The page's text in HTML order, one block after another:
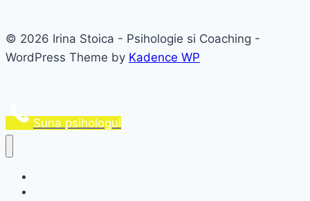
poezia
pentru
© 2026 Irina Stoica - Psihologie si Coaching -
WordPress Theme by Kadence WP
Suna psihologul